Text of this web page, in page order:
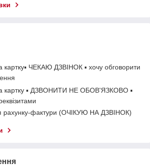
картку▪ ЧЕКАЮ ДЗВІНОК ▪ хочу обговорити
картку ▪ ДЗВОНИТИ НЕ ОБОВ'ЯЗКОВО ▪
рахунку-фактури (ОЧІКУЮ НА ДЗВІНОК)